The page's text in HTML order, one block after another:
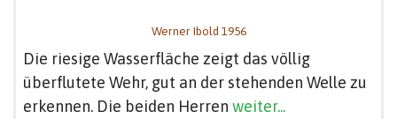
Werner Ibold 1956
Die riesige Wasserfläche zeigt das völlig
überflutete Wehr, gut an der stehenden Welle zu
erkennen. Die beiden Herren weiter...